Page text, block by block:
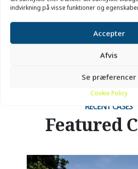
indvirkning på visse funktioner og
Accepter
Afvis
Se præferencer
Cookie Policy
RECENT CASES
Featured